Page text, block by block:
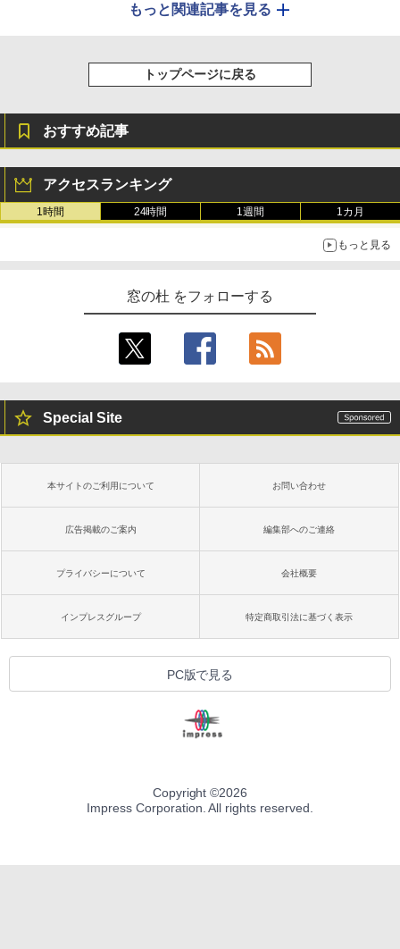
もっと関連記事を見る
トップページに戻る
おすすめ記事
アクセスランキング
1時間 24時間 1週間 1カ月
もっと見る
窓の杜 をフォローする
Special Site
本サイトのご利用について お問い合わせ
広告掲載のご案内 編集部へのご連絡
プライバシーについて 会社概要
インプレスグループ 特定商取引法に基づく表示
PC版で見る
Copyright ©2026
Impress Corporation. All rights reserved.